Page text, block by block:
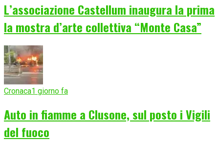
L’associazione Castellum inaugura la prima
la mostra d’arte collettiva “Monte Casa”
Cronaca1 giorno fa
Auto in fiamme a Clusone, sul posto i Vigili
del fuoco